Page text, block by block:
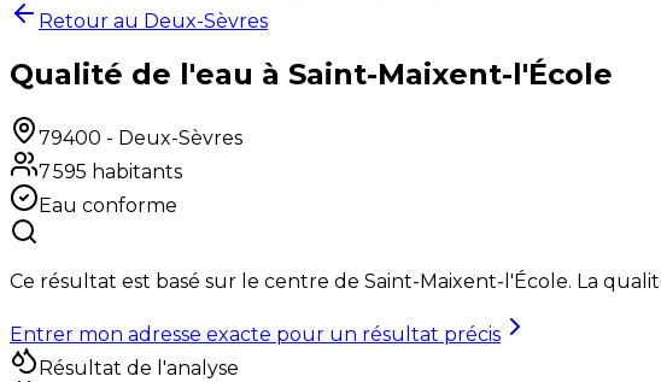
Retour au Deux-Sèvres
Qualité de l'eau à Saint-Maixent-l'École
79400 - Deux-Sèvres
7 595 habitants
Eau conforme
Ce résultat est basé sur le centre de Saint-Maixent-l'École. La
Entrer mon adresse exacte pour un résultat précis
Résultat de l'analyse